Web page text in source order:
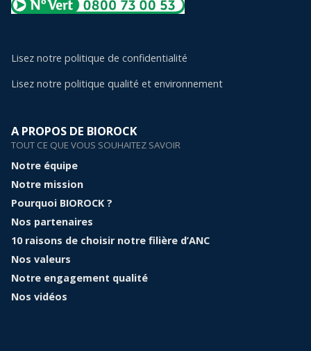
Lisez notre politique de confidentialité
Lisez notre politique qualité et environnement
A PROPOS DE BIOROCK
TOUT CE QUE VOUS SOUHAITEZ SAVOIR
Notre équipe
Notre mission
Pourquoi BIOROCK ?
Nos partenaires
10 raisons de choisir notre filière d’ANC
Nos valeurs
Notre engagement qualité
Nos vidéos